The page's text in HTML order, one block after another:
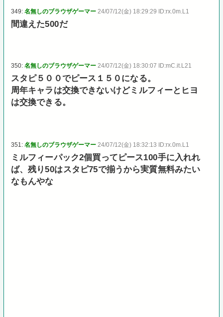
349:名無しのブラウザゲーマー 24/07/12(金) 18:29:29 ID:rx.0m.L1
間違えた500だ
350:名無しのブラウザゲーマー 24/07/12(金) 18:30:07 ID:mC.it.L21
スタピ５００でピース１５０になる。
周年キャラは交換できないけどミルフィーとヒヨ
は交換できる。
351:名無しのブラウザゲーマー 24/07/12(金) 18:32:13 ID:rx.0m.L1
ミルフィーパック2個買ってピース100手に入れれ
ば、残り50はスタピ75で揃うから実質無料みたい
なもんやな